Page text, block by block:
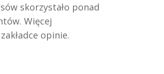
skorzystało ponad
Więcej
opinie.